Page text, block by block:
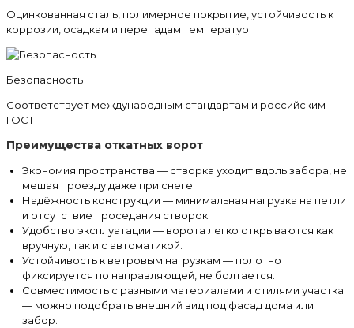
Оцинкованная сталь, полимерное покрытие, устойчивость к
коррозии, осадкам и перепадам температур
Безопасность
Соответствует международным стандартам и российским
ГОСТ
Преимущества откатных ворот
Экономия пространства — створка уходит вдоль забора, не
мешая проезду даже при снеге.
Надёжность конструкции — минимальная нагрузка на петли
и отсутствие проседания створок.
Удобство эксплуатации — ворота легко открываются как
вручную, так и с автоматикой.
Устойчивость к ветровым нагрузкам — полотно
фиксируется по направляющей, не болтается.
Совместимость с разными материалами и стилями участка
— можно подобрать внешний вид под фасад дома или
забор.